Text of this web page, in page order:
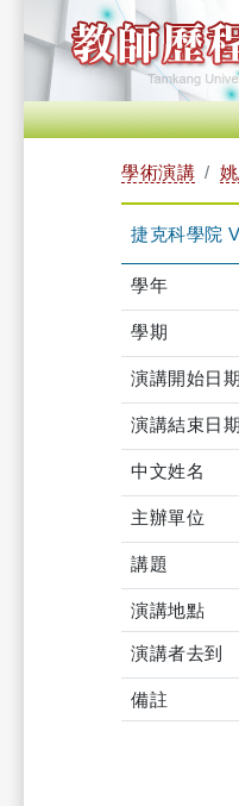
學術演講
捷克科學院
學年
學期
演講開始日期
演講結束日期
中文姓名
主辦單位
講題
演講地點
演講者去到
備註